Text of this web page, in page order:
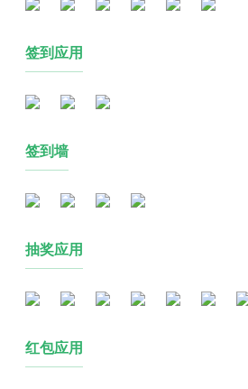
签到应用
签到墙
抽奖应用
红包应用